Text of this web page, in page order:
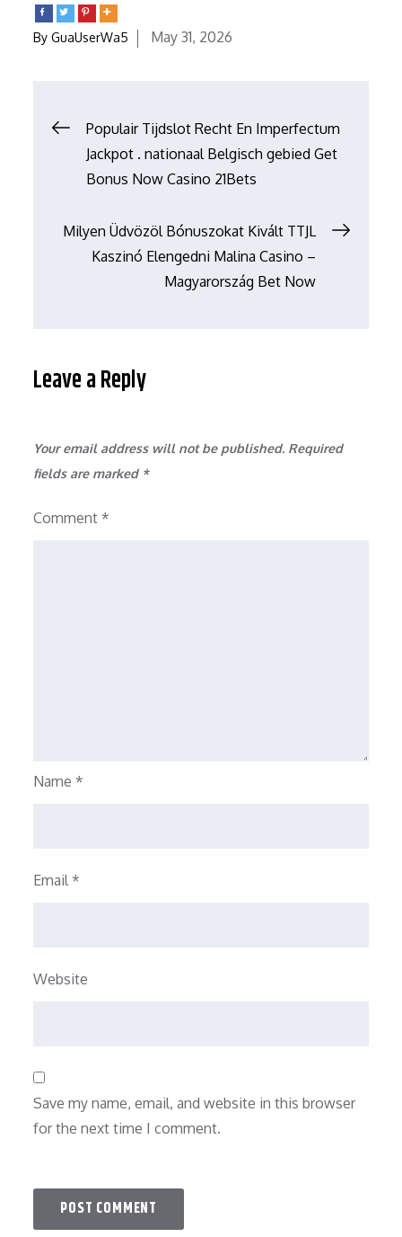
ByGuaUserWa5
Posted
May 31, 2026
Post
navigation
Populair Tijdslot Recht En Imperfectum
Jackpot . nationaal Belgisch gebied Get
Bonus Now Casino 21Bets
Milyen Üdvözöl Bónuszokat Kivált TTJL
Kaszinó Elengedni Malina Casino –
Magyarország Bet Now
Leave a Reply
Your email address will not be published. Required
fields are marked *
Comment *
Name *
Email *
Website
Save my name, email, and website in this browser
for the next time I comment.